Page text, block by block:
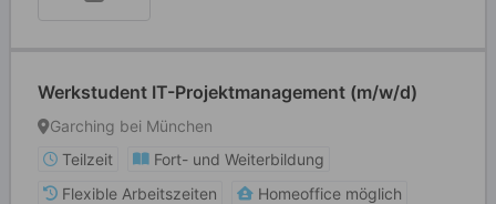
Werkstudent IT-Projektmanagement (m/w/d)
Garching bei München
Teilzeit
Fort- und Weiterbildung
Flexible Arbeitszeiten
Homeoffice möglich